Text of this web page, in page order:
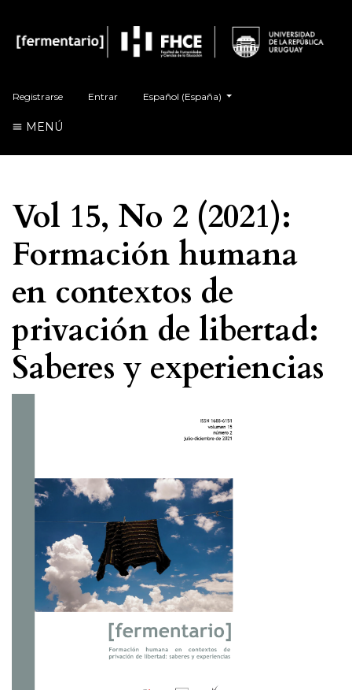
Registrarse Entrar Cambiar el idioma. El actual es:
Español (España)
MENÚ
Vol 15, No 2 (2021):
Formación humana
en contextos de
privación de libertad:
Saberes y experiencias